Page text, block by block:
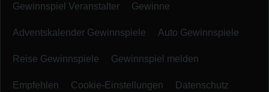
Gewinnspiel Veranstalter Gewinne
Adventskalender Gewinnspiele Auto Gewinnspiele
Reise Gewinnspiele Gewinnspiel melden
Empfehlen Cookie-Einstellungen Datenschutz